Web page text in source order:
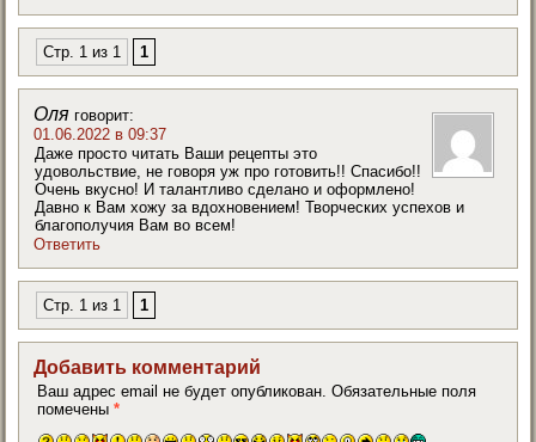
Стр. 1 из 1 1
Оля говорит:
01.06.2022 в 09:37
Даже просто читать Ваши рецепты это
удовольствие, не говоря уж про готовить!! Спасибо!!
Очень вкусно! И талантливо сделано и оформлено!
Давно к Вам хожу за вдохновением! Творческих успехов и
благополучия Вам во всем!
Ответить
Стр. 1 из 1 1
Добавить комментарий
Ваш адрес email не будет опубликован. Обязательные поля
помечены*